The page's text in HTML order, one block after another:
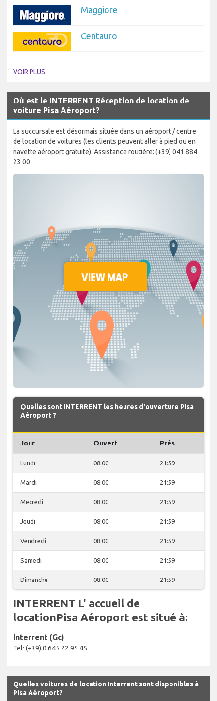
Maggiore
Centauro
VOIR PLUS
Où est le INTERRENT Réception de location de
voiture Pisa Aéroport?
La succursale est désormais située dans un aéroport / centre
de location de voitures (les clients peuvent aller à pied ou en
navette aéroport gratuite). Assistance routière: (+39) 041 884
23 00
Quelles sont INTERRENT les heures d'ouverture Pisa
Aéroport ?
Jour Ouvert Près
Lundi 08:00 21:59
Mardi 08:00 21:59
Mecredi 08:00 21:59
Jeudi 08:00 21:59
Vendredi 08:00 21:59
Samedi 08:00 21:59
Dimanche 08:00 21:59
INTERRENT L' accueil de
locationPisa Aéroport est situé à:
Interrent (Gc)
Tel: (+39) 0 645 22 95 45
Quelles voitures de location Interrent sont disponibles à
Pisa Aéroport?